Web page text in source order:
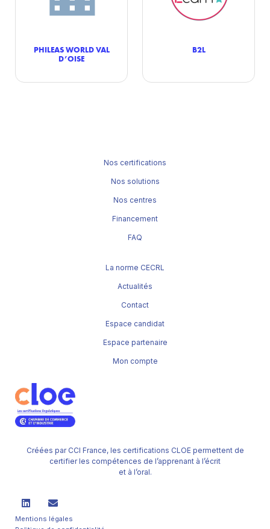
PHILEAS WORLD VAL
D’OISE
B2L
Créées par CCI France, les certifications CLOE permettent de
certifier les compétences de l’apprenant à l’écrit
et à l’oral.
Mentions légales
Nos certifications
Nos solutions
Nos centres
Financement
FAQ
La norme CECRL
Actualités
Contact
Espace candidat
Espace partenaire
Mon compte